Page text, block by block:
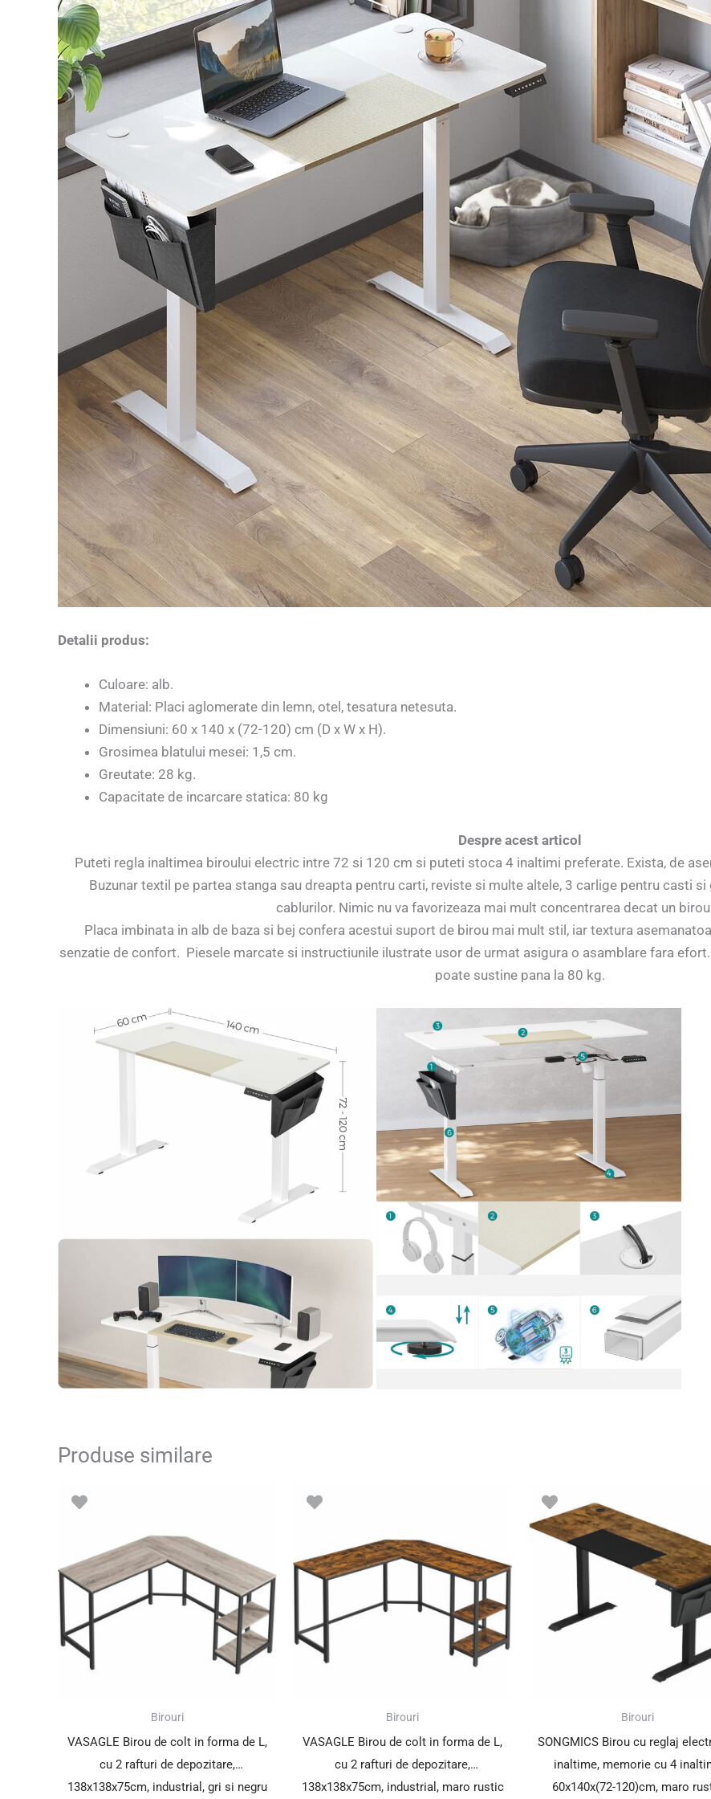
Detalii produs:
Culoare: alb.
Material: Placi aglomerate din lemn, otel, tesatura netesuta.
Dimensiuni: 60 x 140 x (72-120) cm (D x W x H).
Grosimea blatului mesei: 1,5 cm.
Greutate: 28 kg.
Capacitate de incarcare statica: 80 kg
Despre acest articol
Puteti regla inaltimea biroului electric intre 72 si 120 cm si puteti stoca 4 inaltimi preferate. Exista, de
Buzunar textil pe partea stanga sau dreapta pentru carti, reviste si multe altele, 3 carlige pentru casti
cablurilor. Nimic nu va favorizeaza mai mult concentrarea decat un
Placa imbinata in alb de baza si bej confera acestui suport de birou mai mult stil, iar textura
senzatie de confort. Piesele marcate si instructiunile ilustrate usor de urmat asigura o asamblare fara
poate sustine pana la 80 kg.
Produse similare
Birouri
VASAGLE Birou de colt in forma de L,
cu 2 rafturi de depozitare,
138x138x75cm, industrial, gri si negru
Birouri
VASAGLE Birou de colt in forma de L,
cu 2 rafturi de depozitare,
138x138x75cm, industrial, maro rustic
Birouri
SONGMICS Birou cu reglaj
inaltime, memorie cu 4
60x140x(72-120)cm, maro